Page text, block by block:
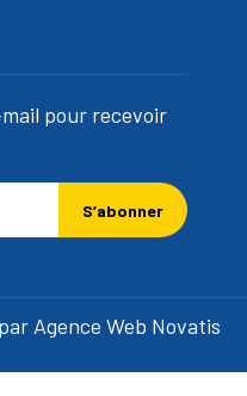
pour recevoir
S’abonner
Agence Web Novatis